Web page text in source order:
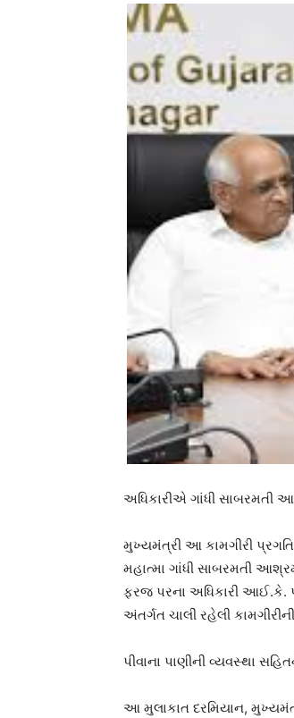
અધિકારીએ ગાંધી સાબરમતી
મુખ્યમંત્રી આ કામગીરી
મહાત્મા ગાંધી સાબરમતી
ફરજ પરના અધિકારી આઈ.કે.
અંતર્ગત ચાલી રહેલી કામગીરીની
પીવાના પાણીની વ્યવસ્થા
આ મુલાકાત દરમિયાન,